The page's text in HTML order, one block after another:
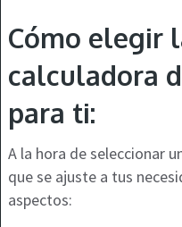
Cómo elegir
calculadora
para ti:
A la hora de seleccionar
que se ajuste a tus
aspectos: